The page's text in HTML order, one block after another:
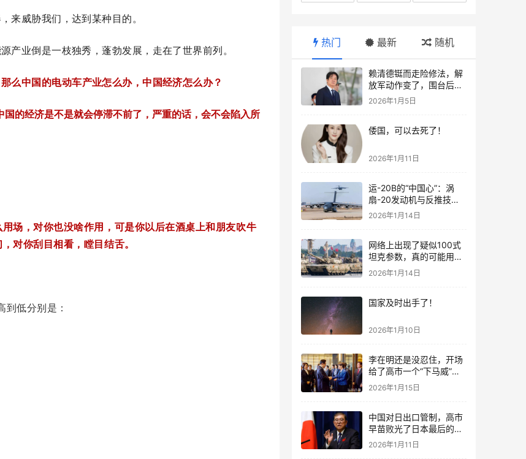
来威胁我们，达到某种目的。
产业倒是一枝独秀，蓬勃发展，走在了世界前列。
么中国的电动车产业怎么办，中国经济怎么办？
的经济是不是就会停滞不前了，严重的话，会不会陷入所
场，对你也没啥作用，可是你以后在酒桌上和朋友吹牛
对你刮目相看，瞠目结舌。
低分别是：
热门 最新 随机
赖清德铤而走险修法，解
放军动作变了，围台后的
“真正杀招”曝光
2026年1月5日
倭国，可以去死了！
2026年1月11日
运-20B的“中国心”：涡
扇-20发动机与反推技术
大突破！
2026年1月14日
网络上出现了疑似100式
坦克参数，真的可能用了
钛合金装甲！
2026年1月14日
国家及时出手了！
2026年1月10日
李在明还是没忍住，开场
给了高市一个“下马威”，
还特意提到中国
2026年1月15日
中国对日出口管制，高市
早苗败光了日本最后的国
运
2026年1月11日